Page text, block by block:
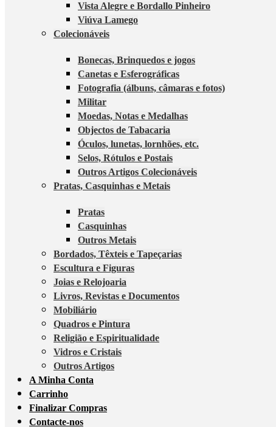
Vista Alegre e Bordallo Pinheiro
Viúva Lamego
Colecionáveis
Bonecas, Brinquedos e jogos
Canetas e Esferográficas
Fotografia (álbuns, câmaras e fotos)
Militar
Moedas, Notas e Medalhas
Objectos de Tabacaria
Óculos, lunetas, lornhões, etc.
Selos, Rótulos e Postais
Outros Artigos Colecionáveis
Pratas, Casquinhas e Metais
Pratas
Casquinhas
Outros Metais
Bordados, Têxteis e Tapeçarias
Escultura e Figuras
Joias e Relojoaria
Livros, Revistas e Documentos
Mobiliário
Quadros e Pintura
Religião e Espiritualidade
Vidros e Cristais
Outros Artigos
A Minha Conta
Carrinho
Finalizar Compras
Contacte-nos